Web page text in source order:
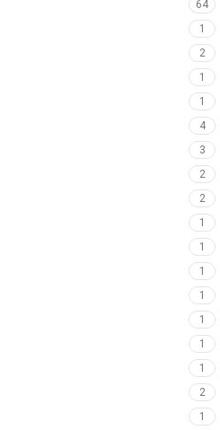
64
1
2
1
1
4
3
2
2
1
1
1
1
1
1
1
2
1